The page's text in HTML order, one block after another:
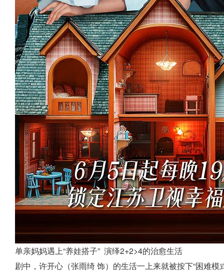
单亲妈妈遇上“养娃搭子” 演绎2+2>4的治愈生活
剧中，许开心（张雨绮 饰）的生活一上来就被按下“困难